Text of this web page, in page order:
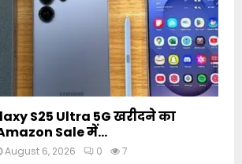
S25 Ultra 5G खरीदने का
Sale में...
August 6, 2026 0 7